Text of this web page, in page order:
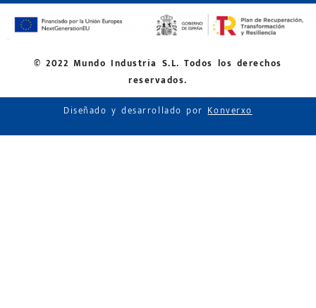
© 2022 Mundo Industria S.L. Todos los derechos
reservados.
Diseñado y desarrollado porKonverxo